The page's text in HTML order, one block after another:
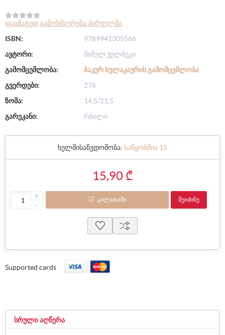
დაამატეთ გამოხმაურება პირველმა
ISBN:
9789941305566
ავტორი:
მიშელ უელბეკი
გამომცემლობა:
ᲑᲐᲙᲣᲠ ᲡᲣᲚᲐᲙᲐᲣᲠᲘᲡ ᲒᲐᲛᲝᲛᲪᲔᲛᲚᲝᲑᲐ
გვერდები:
276
ზომა:
14,5/21,5
გარეკანი:
რბილი
ხელმისაწვდომობა: საწყობშია 15
15,90 ₾
+
-
ᲙᲐᲚᲐᲗᲐᲨᲘ ᲨᲔᲘᲫᲘᲜᲔ
Supported cards
ᲡᲠᲣᲚᲘ ᲐᲦᲬᲔᲠᲐ